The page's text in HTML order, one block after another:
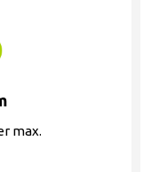
max.